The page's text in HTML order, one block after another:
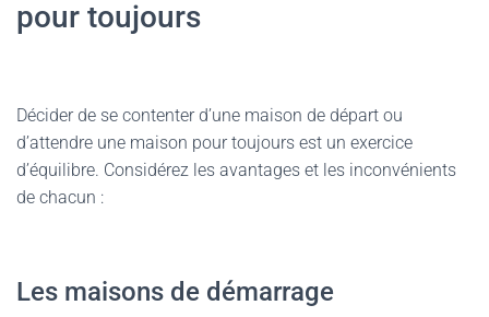
pour toujours
Décider de se contenter d’une maison de départ ou
d’attendre une maison pour toujours est un exercice
d’équilibre. Considérez les avantages et les inconvénients
de chacun :
Les maisons de démarrage